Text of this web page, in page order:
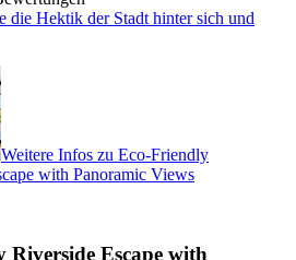
die Hektik der Stadt hinter sich und
Weitere Infos zu Eco-Friendly
with Panoramic Views
Escape with